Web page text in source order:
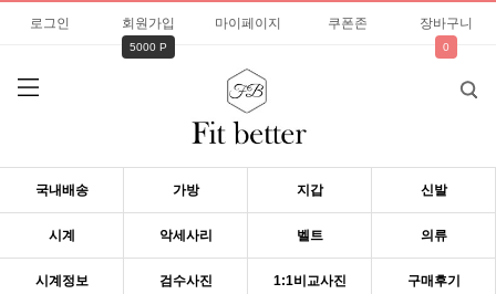
로그인 회원가입
5000 P
마이페이지 쿠폰존 장바구니
0
국내배송 가방 지갑 신발
시계 악세사리 벨트 의류
시계정보 검수사진 1:1비교사진 구매후기